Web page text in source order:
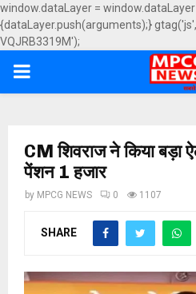
window.dataLayer =
{dataLayer.push(arguments);}
VQJRB3319M');
PRIMARY
CM शिवराज ने किया बड़ा
पेंशन 1 हजार
by MPCG NEWS 0 1107
SHARE